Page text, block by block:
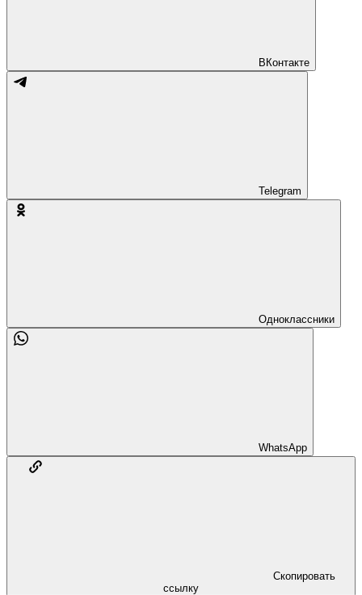
ВКонтакте
Telegram
Одноклассники
WhatsApp
Скопировать
ссылку